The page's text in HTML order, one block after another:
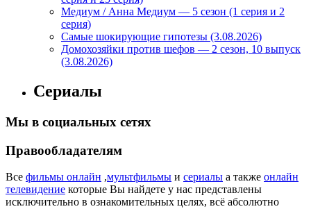
Медиум / Анна Медиум — 5 сезон (1 серия и 2
серия)
Самые шокирующие гипотезы (3.08.2026)
Домохозяйки против шефов — 2 сезон, 10 выпуск
(3.08.2026)
Сериалы
Мы в социальных сетях
Правообладателям
Все фильмы онлайн ,мультфильмы и сериалы а также онлайн
телевидение которые Вы найдете у нас представлены
исключительно в ознакомительных целях, всё абсолютно